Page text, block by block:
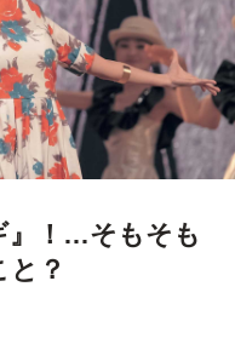
』！…そもそも
と？